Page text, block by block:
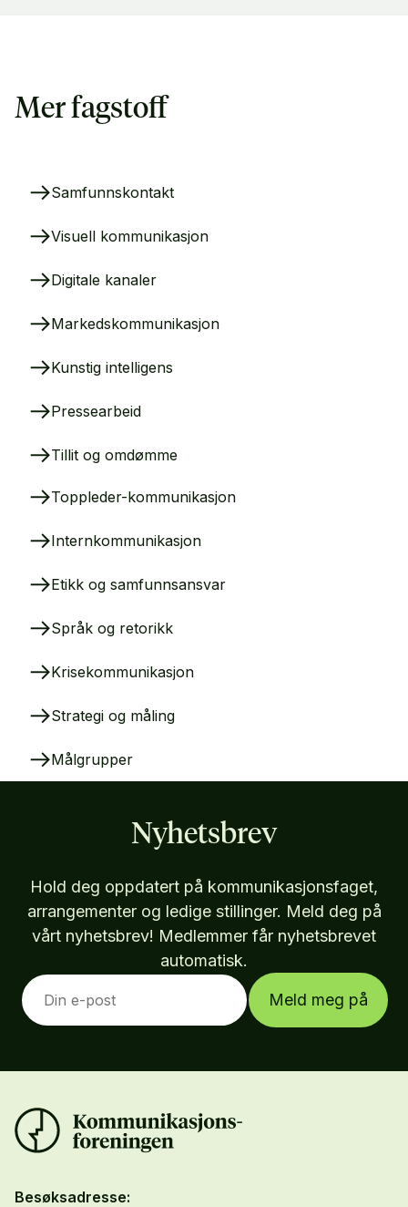
Mer fagstoff
Samfunnskontakt
Visuell kommunikasjon
Digitale kanaler
Markedskommunikasjon
Kunstig intelligens
Pressearbeid
Tillit og omdømme
Toppleder-kommunikasjon
Internkommunikasjon
Etikk og samfunnsansvar
Språk og retorikk
Krisekommunikasjon
Strategi og måling
Målgrupper
Nyhetsbrev
Hold deg oppdatert på kommunikasjonsfaget,
arrangementer og ledige stillinger. Meld deg på
vårt nyhetsbrev! Medlemmer får nyhetsbrevet
automatisk.
Meld meg på
Besøksadresse: